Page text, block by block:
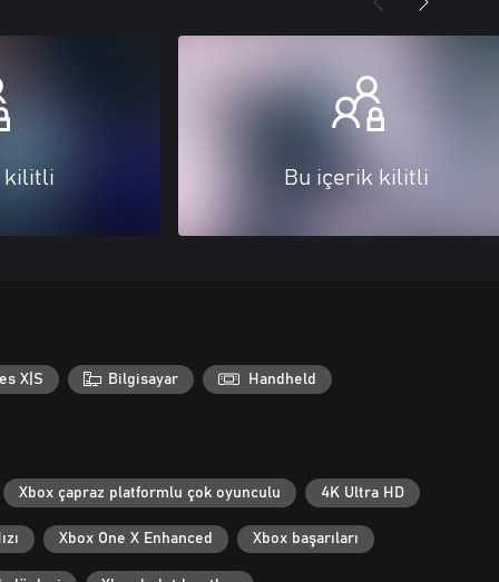
kilitli Bu içerik kilitli
X|S Bilgisayar Handheld
Xbox çapraz platformlu çok oyunculu 4K Ultra HD
Xbox One X Enhanced Xbox başarıları